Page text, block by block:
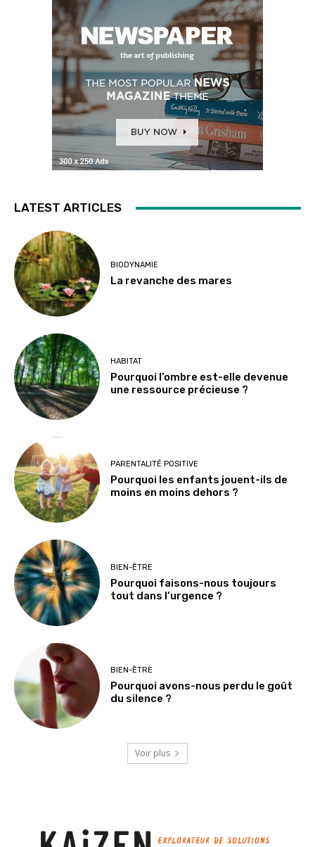
LATEST ARTICLES
BIODYNAMIE
La revanche des mares
HABITAT
Pourquoi l’ombre est-elle devenue
une ressource précieuse ?
PARENTALITÉ POSITIVE
Pourquoi les enfants jouent-ils de
moins en moins dehors ?
BIEN-ÊTRE
Pourquoi faisons-nous toujours
tout dans l’urgence ?
BIEN-ÊTRE
Pourquoi avons-nous perdu le goût
du silence ?
Voir plus